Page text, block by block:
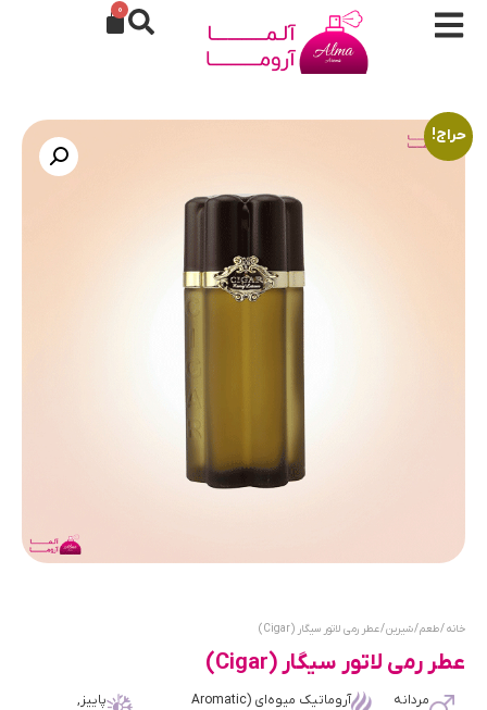
0
حراج!
خانه/طعم/شیرین/ عطر رمی لاتور سیگار (Cigar)
عطر رمی لاتور سیگار (Cigar)
مردانه
آروماتیک میوه‌ای (Aromatic
پاییز,